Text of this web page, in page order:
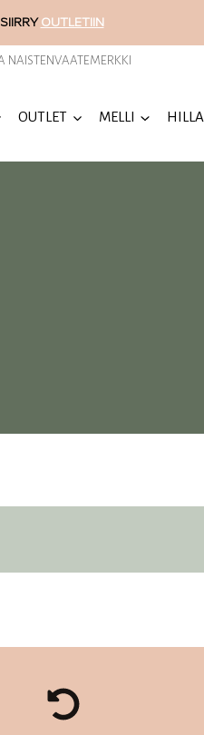
OUTLETIIN
NAISTENVAATEMERKKI
OUTLET MELLI HILLA